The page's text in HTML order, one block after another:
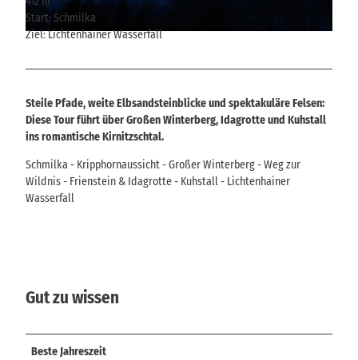
© J. Laštůvka, J. Laštůvka
Start: Schmilka
Ziel: Lichtenhainer Wasserfall
Steile Pfade, weite Elbsandsteinblicke und spektakuläre Felsen:
Diese Tour führt über Großen Winterberg, Idagrotte und Kuhstall
ins romantische Kirnitzschtal.
Schmilka - Kripphornaussicht - Großer Winterberg - Weg zur
Wildnis - Frienstein & Idagrotte - Kuhstall - Lichtenhainer
Wasserfall
Gut zu wissen
Beste Jahreszeit